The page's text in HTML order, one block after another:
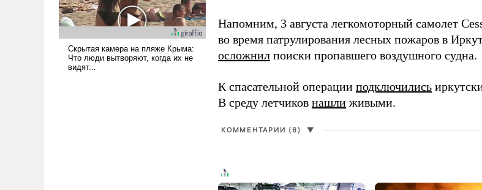
Напомним, 3 августа легкомоторный самолет
во время патрулирования лесных пожаров в
осложнил поиски пропавшего воздушного судна.
К спасательной операции подключились
В среду летчиков нашли живыми.
КОММЕНТАРИИ (6) ▼